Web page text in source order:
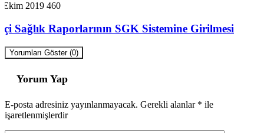
Ekim 2019 460
Sağlık Raporlarının SGK Sistemine Girilmesi
Yorumları Göster (0)
Yorum Yap
E-posta adresiniz yayınlanmayacak. Gerekli alanlar * ile
işaretlenmişlerdir